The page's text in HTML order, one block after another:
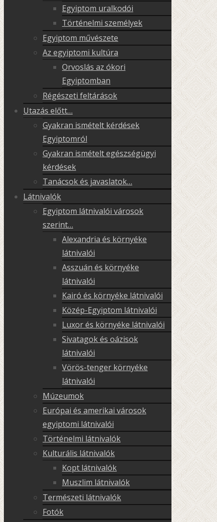
Egyiptom uralkodói
Történelmi személyek
Egyiptom művészete
Az egyiptomi kultúra
Orvoslás az ókori
Egyiptomban
Régészeti feltárások
Utazás előtt…
Gyakran ismételt kérdések
Egyiptomról
Gyakran ismételt egészségügyi
kérdések
Tanácsok és javaslatok…
Látnivalók
Egyiptom látnivalói városok
szerint…
Alexandria és környéke
látnivalói
Asszuán és környéke
látnivalói
Kairó és környéke látnivalói
Közép-Egyiptom látnivalói
Luxor és környéke látnivalói
Sivatagok és oázisok
látnivalói
Vörös-tenger környéke
látnivalói
Múzeumok
Európai és amerikai városok
egyiptomi látnivalói
Történelmi látnivalók
Kulturális látnivalók
Kopt látnivalók
Muszlim látnivalók
Természeti látnivalók
Fotók